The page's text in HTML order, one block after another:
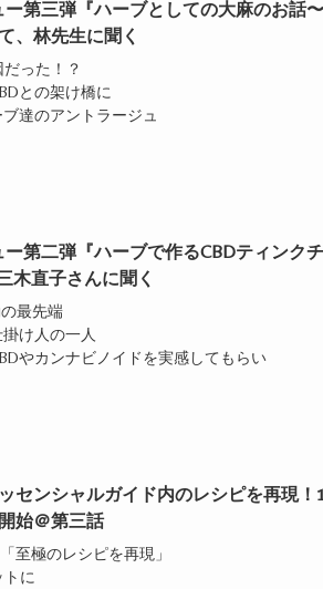
第三弾『ハーブとしての大麻のお話
、林先生に聞く
った！？
との架け橋に
達のアントラージュ
第二弾『ハーブで作るCBDティンク
木直子さんに聞く
最先端
け人の一人
やカンナビノイドを実感してもらい
センシャルガイド内のレシピを再現！
始＠第三話
至極のレシピを再現」
に